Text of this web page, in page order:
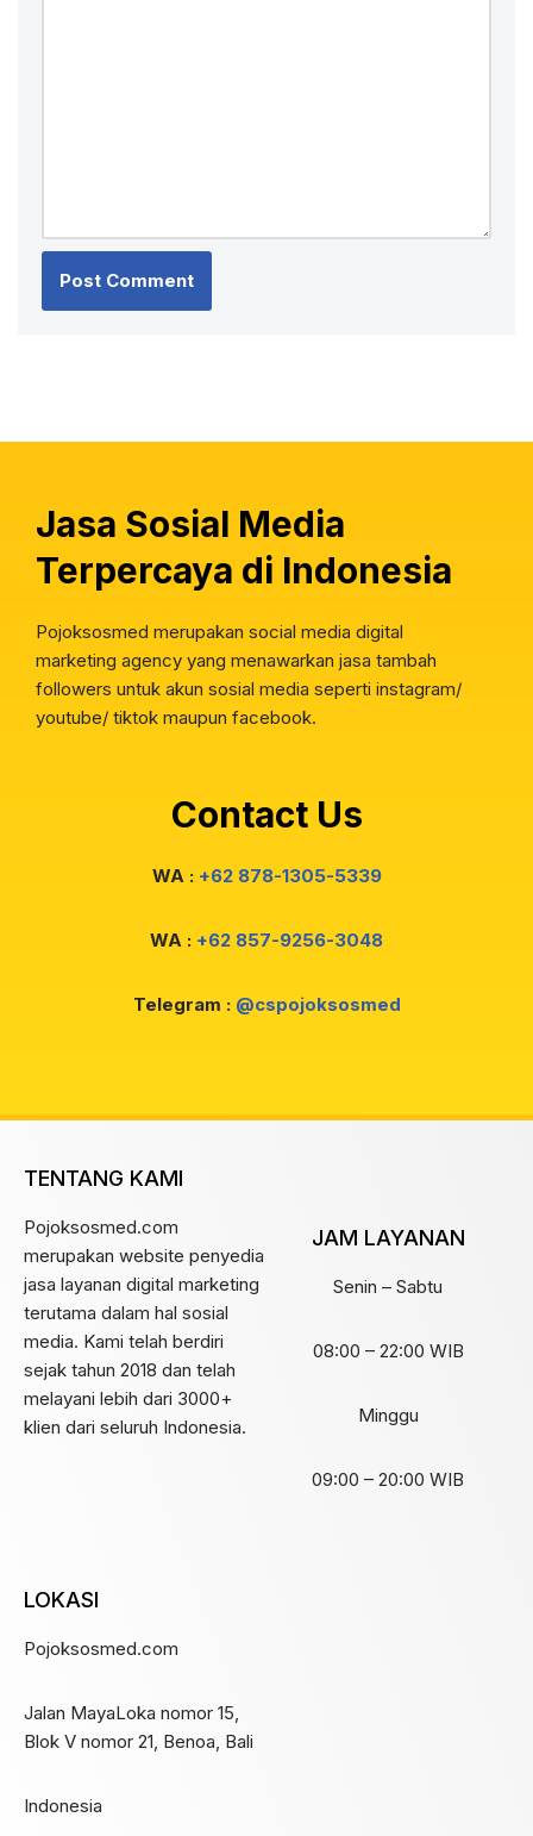
Jasa Sosial Media
Terpercaya di Indonesia
Pojoksosmed merupakan social media digital
marketing agency yang menawarkan jasa tambah
followers untuk akun sosial media seperti instagram/
youtube/ tiktok maupun facebook.
Contact Us
WA : +62 878-1305-5339
WA : +62 857-9256-3048
Telegram : @cspojoksosmed
TENTANG KAMI
Pojoksosmed.com
merupakan website penyedia
jasa layanan digital marketing
terutama dalam hal sosial
media. Kami telah berdiri
sejak tahun 2018 dan telah
melayani lebih dari 3000+
klien dari seluruh Indonesia.
JAM LAYANAN
Senin – Sabtu
08:00 – 22:00 WIB
Minggu
09:00 – 20:00 WIB
LOKASI
Pojoksosmed.com
Jalan MayaLoka nomor 15,
Blok V nomor 21, Benoa, Bali
Indonesia